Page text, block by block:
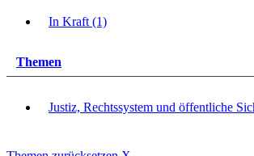
In Kraft (1)
Themen
Justiz, Rechtssystem und öffentliche